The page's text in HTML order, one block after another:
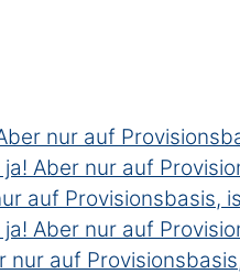
nur auf
Aber nur auf
auf Provisionsbasis,
Aber nur auf
nur auf